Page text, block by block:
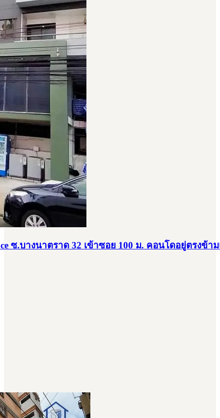
ซ.บางนาตราด 32 เข้าซอย 100 ม. คอนโดอยู่ตรงข้า